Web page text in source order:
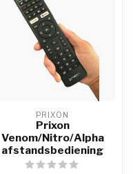
PRIXON
Prixon
Venom/Nitro/Alpha
afstandsbediening